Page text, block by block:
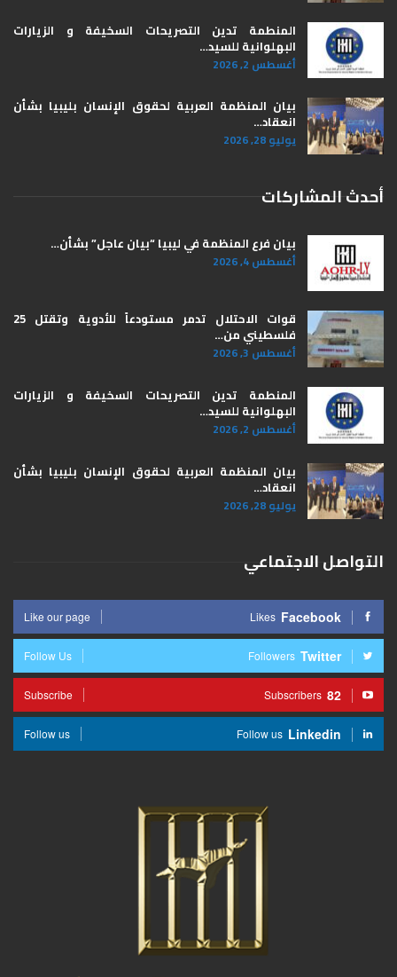
المنطمة تدين التصريحات السخيفة و الزيارات
البهلوانية للسيد…
أغسطس 2, 2026
بيان المنظمة العربية لحقوق الإنسان بليبيا ​بشأن
انعقاد…
يوليو 28, 2026
أحدث المشاركات
بيان فرع المنظمة في ليبيا “بيان عاجل” بشأن…
أغسطس 4, 2026
قوات الاحتلال تدمر مستودعاً للأدوية وتقتل 25
فلسطيني من…
أغسطس 3, 2026
المنطمة تدين التصريحات السخيفة و الزيارات
البهلوانية للسيد…
أغسطس 2, 2026
بيان المنظمة العربية لحقوق الإنسان بليبيا ​بشأن
انعقاد…
يوليو 28, 2026
التواصل الاجتماعي
Facebook
Likes
Like our page
Twitter
Followers
Follow Us
82
Subscribers
Subscribe
Linkedin
Follow us
Follow us